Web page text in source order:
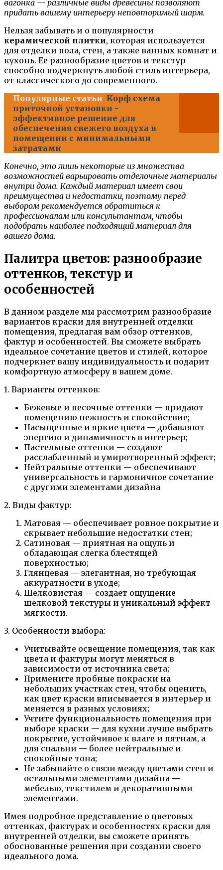
вагонка — различные виды древесины позволяют
придать вашему интерьеру неповторимый шарм.
Нельзя забывать и о популярности
керамической плитки, которая используется
для отделки пола, стен, а также ванных комнат и
кухонь. Ее разнообразие цветов и текстур
способно подчеркнуть любой стиль интерьера,
от классического до современного.
Популярные статьи Корф схема
приточной установки -
эффективное решение для
обеспечения свежего воздуха в
помещении с минимальными
затратами
Конечно, это лишь некоторые из множества
возможностей варьировать отделочные материалы
внутри дома. Каждый материал имеет свои
преимущества и недостатки, поэтому перед
выбором рекомендуется обратиться к
профессионалам или консультантам, чтобы
подобрать наиболее подходящий материал для
вашего дома.
Палитра цветов: разнообразие
оттенков, текстур и
особенностей
В данном разделе мы рассмотрим разнообразие
вариантов краски для внутренней отделки
помещения, предлагая вам обзор оттенков,
фактур и особенностей. Вы сможете выбрать
идеальное сочетание цветов и стилей, которое
подчеркнет вашу индивидуальность и подарит
комфортную атмосферу в вашем доме.
1. Варианты оттенков:
Бежевые и песочные оттенки — придают
помещению нежность и спокойствие;
Насыщенные и яркие цвета — добавляют
энергию и динамичность в интерьер;
Пастельные оттенки — создают
расслабленный и умиротворенный эффект;
Нейтральные оттенки — обеспечивают
универсальность и гармоничное сочетание
с другими элементами дизайна
2. Виды фактур:
Матовая — обеспечивает ровное покрытие и
скрывает небольшие недостатки стен;
Сатиновая — приятная на ощупь и
обладающая слегка блестящей
поверхностью;
Глянцевая — элегантная, но требующая
аккуратности в уходе;
Шелковистая — создает ощущение
шелковой текстуры и уникальный эффект
мягкости.
3. Особенности выбора:
Учитывайте освещение помещения, так как
цвета и фактуры могут меняться в
зависимости от источника света;
Примените пробные покраски на
небольших участках стен, чтобы оценить,
как цвет краски вписывается в интерьер и
меняется в разных условиях;
Учтите функциональность помещения при
выборе краски — для кухни лучше выбрать
покрытие, устойчивое к влаге и пятнам, а
для спальни — более нейтральные и
спокойные тона;
Не забывайте о связи между цветами стен и
остальными элементами дизайна —
мебелью, текстилем и декоративными
элементами.
Имея подробное представление о цветовых
оттенках, фактурах и особенностях краски для
внутренней отделки, вы сможете принять
обоснованные решения при создании своего
идеального дома.